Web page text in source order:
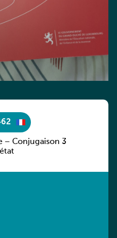
– Conjugaison 3